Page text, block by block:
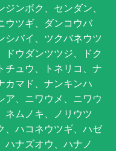
ンボク、センダン、
ウツギ、ダンコウバ
シバイ、ツクバネウツ
ドウダンツツジ、ドク
チュウ、トネリコ、ナ
カマド、ナンキンハ
ア、ニワウメ、ニワウ
ネムノキ、ノリウツ
、ハコネウツギ、ハゼ
ハナズオウ、ハナノ